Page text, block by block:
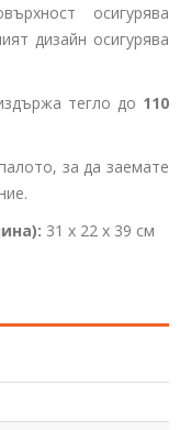
осигурява
дизайн осигурява
тегло до 110
за да заемате
31 x 22 x 39 см